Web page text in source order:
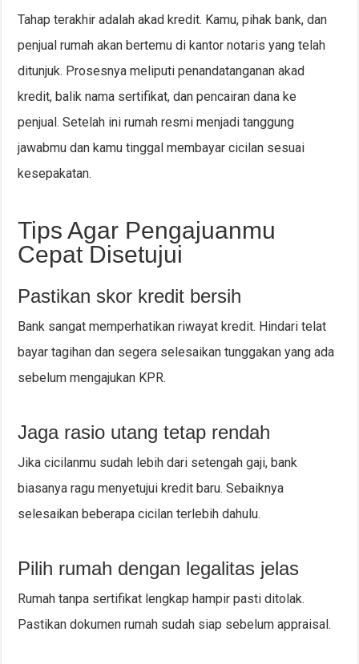
Tahap terakhir adalah akad kredit. Kamu, pihak bank, dan
penjual rumah akan bertemu di kantor notaris yang telah
ditunjuk. Prosesnya meliputi penandatanganan akad
kredit, balik nama sertifikat, dan pencairan dana ke
penjual. Setelah ini rumah resmi menjadi tanggung
jawabmu dan kamu tinggal membayar cicilan sesuai
kesepakatan.
Tips Agar Pengajuanmu
Cepat Disetujui
Pastikan skor kredit bersih
Bank sangat memperhatikan riwayat kredit. Hindari telat
bayar tagihan dan segera selesaikan tunggakan yang ada
sebelum mengajukan KPR.
Jaga rasio utang tetap rendah
Jika cicilanmu sudah lebih dari setengah gaji, bank
biasanya ragu menyetujui kredit baru. Sebaiknya
selesaikan beberapa cicilan terlebih dahulu.
Pilih rumah dengan legalitas jelas
Rumah tanpa sertifikat lengkap hampir pasti ditolak.
Pastikan dokumen rumah sudah siap sebelum appraisal.